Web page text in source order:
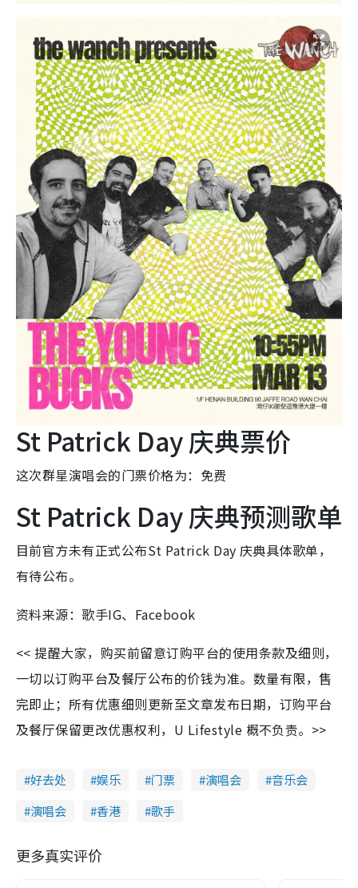
St Patrick Day 庆典票价
这次群星演唱会的门票价格为：免费
St Patrick Day 庆典预测歌单
目前官方未有正式公布St Patrick Day 庆典具体歌单，
有待公布。
资料来源：歌手IG、Facebook
<< 提醒大家，购买前留意订购平台的使用条款及细则，
一切以订购平台及餐厅公布的价钱为准。数量有限，售
完即止；所有优惠细则更新至文章发布日期，订购平台
及餐厅保留更改优惠权利，U Lifestyle 概不负责。>>
好去处 娱乐 门票 演唱会
音乐会
演唱会
香港 歌手
更多真实评价